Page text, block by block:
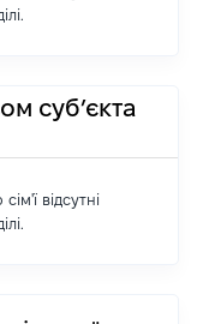
суб’єкта
відсутні